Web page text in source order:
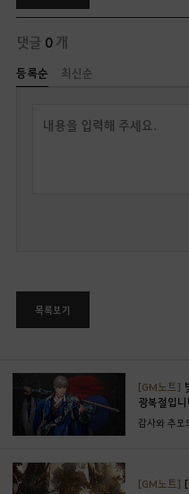
댓글 0개
등록순 최신순
목록보기
[GM노트]
광복절입니
[GM노트]